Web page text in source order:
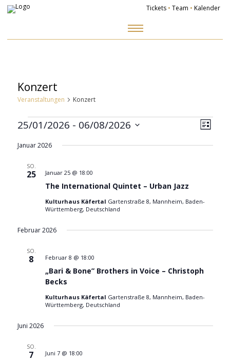
Tickets • Team • Kalender
Konzert
Veranstaltungen Konzert
Veranstaltungen
Liste
25/01/2026 - 06/08/2026
Januar 2026
SO.
25
The International Quintet – Urban Jazz
Januar 25 @ 18:00
Kulturhaus Käfertal Gartenstraße 8, Mannheim, Baden-
Württemberg, Deutschland
Februar 2026
SO.
8
„Bari & Bone” Brothers in Voice – Christoph
Becks
Februar 8 @ 18:00
Kulturhaus Käfertal Gartenstraße 8, Mannheim, Baden-
Württemberg, Deutschland
Juni 2026
SO.
7 Juni 7 @ 18:00